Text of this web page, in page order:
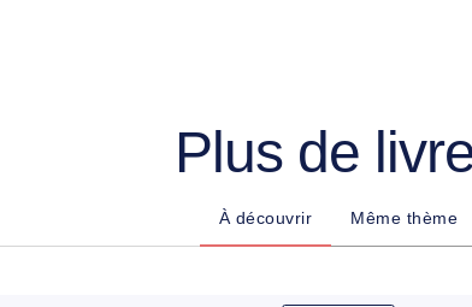
Plus de
À découvrir Même thème